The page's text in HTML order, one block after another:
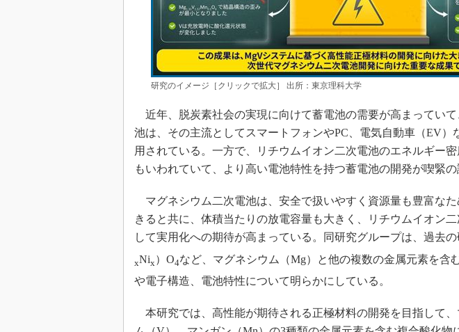
研究のイメージ［クリックで拡大］ 出所：東京理科大学
近年、脱炭素社会の実現に向けて蓄電池の需要が高まってい
池は、その主流としてスマートフォンやPC、電気自動車（EV）
用されている。一方で、リチウムイオン二次電池のエネルギー
もいわれていて、より高い電池特性を持つ蓄電池の開発が喫緊の
マグネシウム二次電池は、安全で扱いやすく資源量も豊富な
きると共に、体積当たりの放電容量も大きく、リチウムイオン
して実用化への期待が高まっている。同研究グループは、過去
xNix ）O4など、マグネシウム（Mg）と他の複数の金属元素を含
や電子構造、電池特性について明らかにしている。
本研究では、高性能が期待される正極材料の開発を目指して